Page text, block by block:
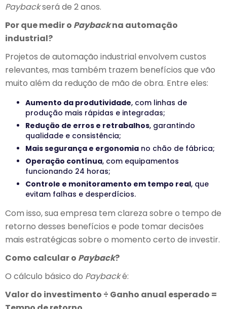
Paybackserá de 2 anos.
Por que medir o Paybackna automação
industrial?
Projetos de automação industrial envolvem custos
relevantes, mas também trazem benefícios que vão
muito além da redução de mão de obra. Entre eles:
Aumento da produtividade, com linhas de
produção mais rápidas e integradas;
Redução de erros e retrabalhos, garantindo
qualidade e consistência;
Mais segurança e ergonomia no chão de fábrica;
Operação contínua, com equipamentos
funcionando 24 horas;
Controle e monitoramento em tempo real, que
evitam falhas e desperdícios.
Com isso, sua empresa tem clareza sobre o tempo de
retorno desses benefícios e pode tomar decisões
mais estratégicas sobre o momento certo de investir.
Como calcular o Payback?
O cálculo básico do Paybacké:
Valor do investimento ÷ Ganho anual esperado =